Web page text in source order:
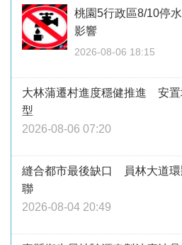
桃園5行政區8/10停
影響
2026-08-06 18:15
大林蒲遷村進度穩健推進 安置
型
2026-08-06 07:20
縫合都市最後缺口 員林大道環
聯
2026-08-04 20:49